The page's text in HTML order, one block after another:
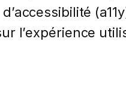
l’expérience